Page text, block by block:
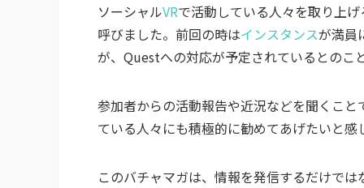
ソーシャルVRで活動している人々を取り上
呼びました。前回の時はインスタンスが満員
が、Questへの対応が予定されているとのこ
参加者からの活動報告や近況などを聞くこ
ている人々にも積極的に勧めてあげたいと感
このバチャマガは、情報を発信するだけでは